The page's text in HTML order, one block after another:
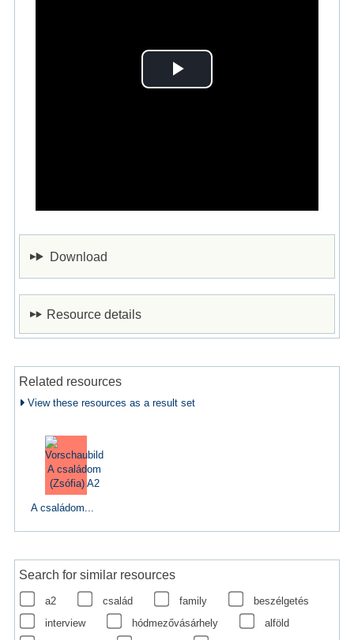
Play
Download
Resource details
Related resources
View these resources as a result set
A családom...
Search for similar resources
a2 család family
beszélgetés
interview
hódmezővásárhely
alföld